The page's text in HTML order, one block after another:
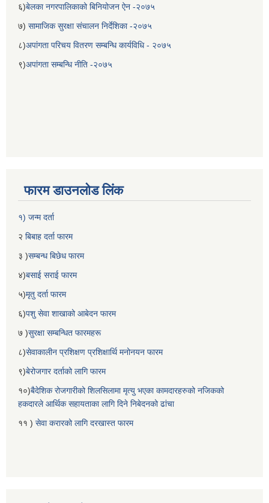
६)बेलका नगरपालिकाको बिनियोजन ऐन -२०७५
७) सामाजिक सुरक्षा संचालन निर्देशिका -२०७५
८)अपांगता परिचय वितरण सम्बन्धि कार्यविधि - २०७५
९)अपांगता सम्बन्धि नीति -२०७५
फारम डाउनलोड लिंक
१) जन्म दर्ता
२ बिबाह दर्ता फारम
३ )सम्बन्ध बिछेध फारम
४)बसाई सराई फारम
५)मृतु दर्ता फारम
६)पशु सेवा शाखाको आबेदन फारम
७ )सुरक्षा सम्बन्धित फारमहरू
८)सेवाकालीन प्रशिक्षण प्रशिक्षार्थि मनोनयन फारम
९)बेरोजगार दर्ताको लागि फारम
१०)बैदेशिक रोजगारीको शिलसिलामा मृत्यु भएका कामदारहरुको नजिकको
हकदारले आर्थिक सहायताका लागि दिने निबेदनको ढांचा
११ ) सेवा करारको लागि दरखास्त फारम